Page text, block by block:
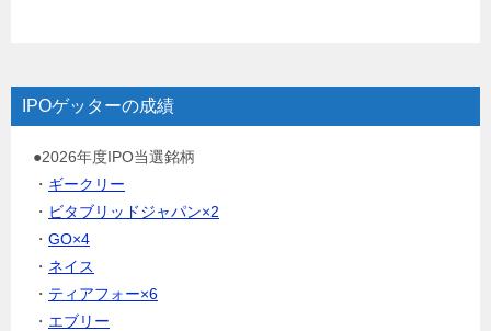
IPOゲッターの成績
●2026年度IPO当選銘柄
・ ギークリー
・ ビタブリッドジャパン×2
・ GO×4
・ ネイス
・ ティアフォー×6
・ エブリー